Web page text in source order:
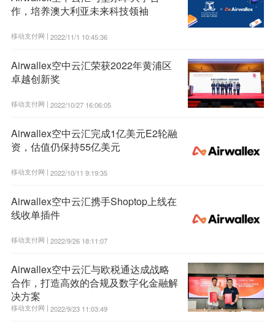
作，培养澳大利亚未来科技领袖
移动支付网 | 2022/11/1 10:45:36
Airwallex空中云汇荣获2022年黄浦区
卓越创新奖
移动支付网 | 2022/10/27 16:06:05
Airwallex空中云汇完成1亿美元E2轮融
资，估值仍保持55亿美元
移动支付网 | 2022/10/11 9:19:35
Airwallex空中云汇携手Shoptop上线在
线收单插件
移动支付网 | 2022/9/26 18:11:07
Airwallex空中云汇与欧税通达成战略
合作，打造高效的合规及数字化金融解
决方案
移动支付网 | 2022/9/23 11:03:49